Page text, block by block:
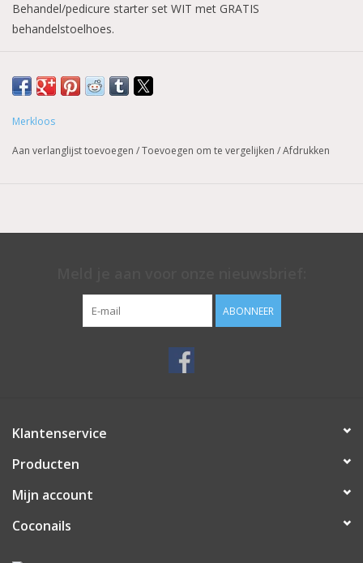
Behandel/pedicure starter set WIT met GRATIS
behandelstoelhoes.
juiste producten om professioneel te werk te gaan. Onze
producten zijn ook verkrijgbaar in andere kleuren.
Merkloos
Aan verlanglijst toevoegen /Toevoegen om te vergelijken /Afdrukken
ABONNEER
Klantenservice
Producten
Mijn account
Coconails